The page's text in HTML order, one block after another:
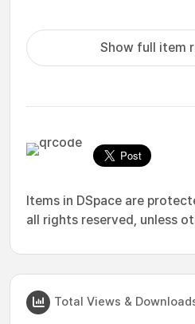
Show full item
Items in DSpace are
all rights reserved, unless
Total Views &